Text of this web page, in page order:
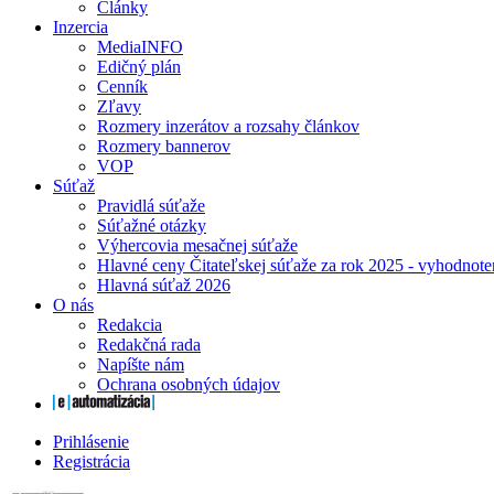
Články
Inzercia
MediaINFO
Edičný plán
Cenník
Zľavy
Rozmery inzerátov a rozsahy článkov
Rozmery bannerov
VOP
Súťaž
Pravidlá súťaže
Súťažné otázky
Výhercovia mesačnej súťaže
Hlavné ceny Čitateľskej súťaže za rok 2025 -
Hlavná súťaž 2026
O nás
Redakcia
Redakčná rada
Napíšte nám
Ochrana osobných údajov
Prihlásenie
Registrácia